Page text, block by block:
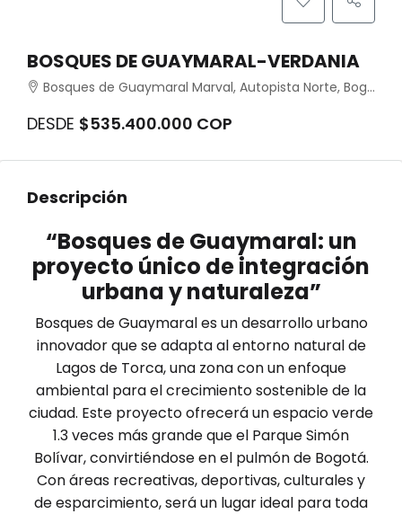
BOSQUES DE GUAYMARAL-VERDANIA
Bosques de Guaymaral Marval, Autopista Norte, Bogotá, Colombia
DESDE $535.400.000 COP
Descripción
“Bosques de Guaymaral: un
proyecto único de integración
urbana y naturaleza”
Bosques de Guaymaral es un desarrollo urbano
innovador que se adapta al entorno natural de
Lagos de Torca, una zona con un enfoque
ambiental para el crecimiento sostenible de la
ciudad. Este proyecto ofrecerá un espacio verde
1.3 veces más grande que el Parque Simón
Bolívar, convirtiéndose en el pulmón de Bogotá.
Con áreas recreativas, deportivas, culturales y
de esparcimiento, será un lugar ideal para toda